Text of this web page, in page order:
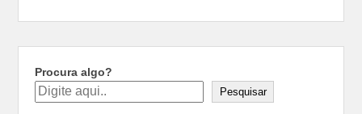
Procura algo?
Pesquisar